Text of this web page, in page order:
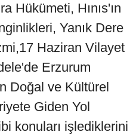
Hükümeti, Hınıs'ın
Yanık Dere
Haziran Vilayet
Erzurum
Doğal ve Kültürel
Giden Yol
konuları işlediklerini